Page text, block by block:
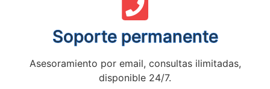
Soporte permanente
Asesoramiento por email, consultas ilimitadas,
disponible 24/7.